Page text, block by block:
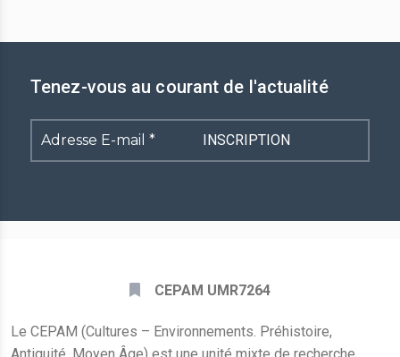
Tenez-vous au courant de l'actualité
Adresse
E-
CEPAM UMR7264
Le CEPAM (Cultures – Environnements. Préhistoire,
Antiquité, Moyen Âge) est une unité mixte de recherche